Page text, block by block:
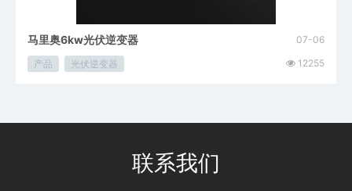
马里奥6kw光伏逆变器 07-06
产品 光伏逆变器 12255
联系我们